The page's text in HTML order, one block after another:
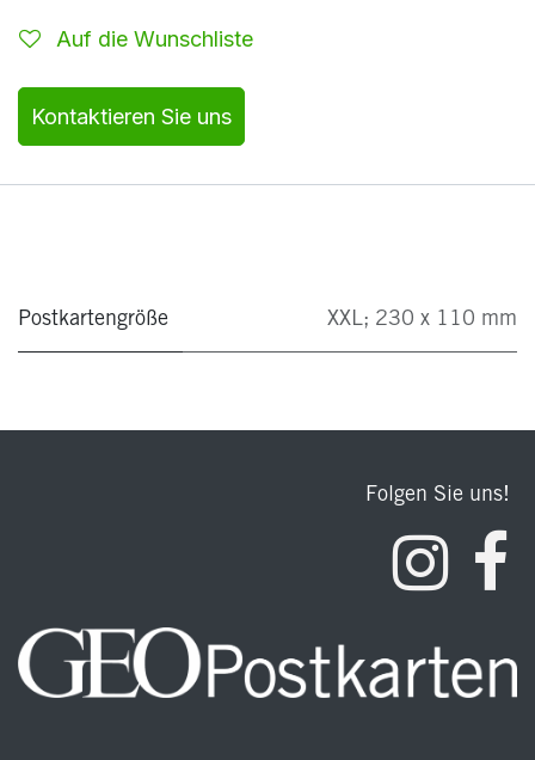
Auf die Wunschliste
Kontaktieren Sie uns
Postkartengröße XXL; 230 x 110 mm
Folgen Sie uns!